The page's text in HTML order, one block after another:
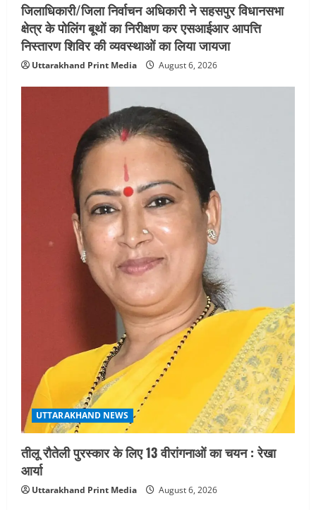
जिलाधिकारी/जिला निर्वाचन अधिकारी ने सहसपुर विधानसभा
क्षेत्र के पोलिंग बूथों का निरीक्षण कर एसआईआर आपत्ति
निस्तारण शिविर की व्यवस्थाओं का लिया जायजा
Uttarakhand Print Media August 6, 2026
UTTARAKHAND NEWS
तीलू रौतेली पुरस्कार के लिए 13 वीरांगनाओं का चयन : रेखा
आर्या
Uttarakhand Print Media August 6, 2026